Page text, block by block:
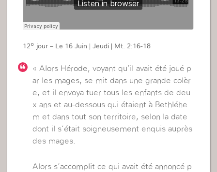
12º jour – Le 16 Juin | Jeudi | Mt. 2:16-18
« Alors Hérode, voyant qu’il avait été joué p
ar les mages, se mit dans une grande colèr
e, et il envoya tuer tous les enfants de deu
x ans et au-dessous qui étaient à Bethléhe
m et dans tout son territoire, selon la date
dont il s’était soigneusement enquis auprès
des mages.
Alors s’accomplit ce qui avait été annoncé p